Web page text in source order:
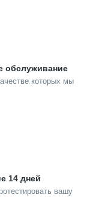
обслуживание
которых мы
14 дней
вашу